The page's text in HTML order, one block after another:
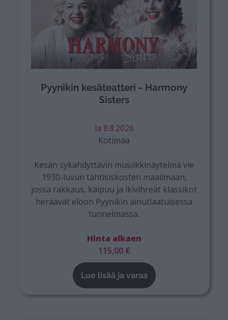
Pyynikin kesäteatteri - Harmony
Sisters
la 8.8.2026
Kotimaa
Kesän sykähdyttävin musiikkinäytelmä vie
1930-luvun tähtisiskosten maailmaan,
jossa rakkaus, kaipuu ja ikivihreät klassikot
heräävät eloon Pyynikin ainutlaatuisessa
tunnelmassa.
Hinta alkaen
115,00 €
Lue lisää ja varaa